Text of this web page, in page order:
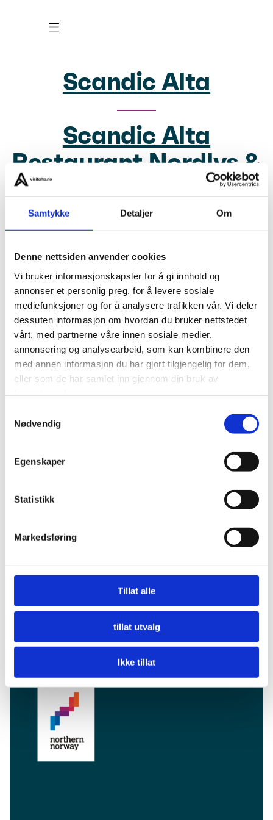
Samtykke Detaljer Om
Denne nettsiden anvender cookies
Vi bruker informasjonskapsler for å gi innhold og
annonser et personlig preg, for å levere sosiale
mediefunksjoner og for å analysere trafikken vår. Vi deler
dessuten informasjon om hvordan du bruker nettstedet
vårt, med partnerne våre innen sosiale medier,
annonsering og analysearbeid, som kan kombinere den
med annen informasjon du har gjort tilgjengelig for dem,
eller som de har samlet inn gjennom din bruk av
Nødvendig
Egenskaper
Statistikk
Markedsføring
Tillat alle
tillat utvalg
Ikke tillat
Scandic Alta
Scandic Alta
Restaurant Nordlys &
Bar
About us
Privacy
Visit Alta for Travel Trade
Careers
Visit Alta AS
info@visitalta.no
Facebook
Instagram
YouTube
LinkedIn